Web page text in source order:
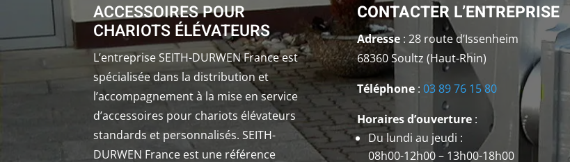
ACCESSOIRES POUR
CHARIOTS ÉLÉVATEURS
L’entreprise SEITH-DURWEN France est
spécialisée dans la distribution et
l’accompagnement à la mise en service
d’accessoires pour chariots élévateurs
standards et personnalisés. SEITH-
DURWEN France est une référence
CONTACTER L’ENTREPRISE
Adresse: 28 route d’Issenheim
68360 Soultz (Haut-Rhin)
Téléphone: 03 89 76 15 80
Horaires d’ouverture:
Du lundi au jeudi :
08h00-12h00 – 13h00-18h00